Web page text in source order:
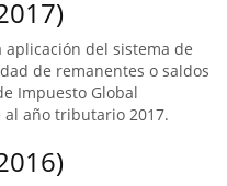
del sistema de
de remanentes o saldos
Impuesto Global
año tributario 2017.